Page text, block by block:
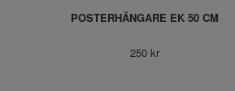
POSTERHÄNGARE EK 50 CM
250 kr